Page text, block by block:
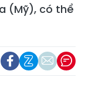
(Mỹ), có thể